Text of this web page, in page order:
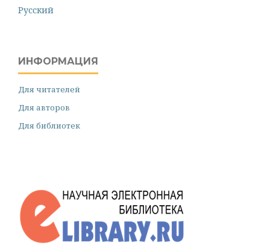
Русский
ИНФОРМАЦИЯ
Для читателей
Для авторов
Для библиотек